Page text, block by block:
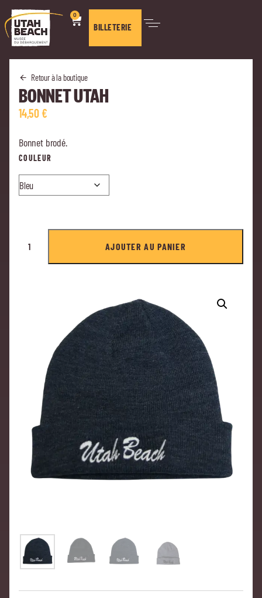
0
BILLETERIE
Retour à la boutique
BONNET UTAH
14,50€
Bonnet brodé.
COULEUR
AJOUTER AU PANIER